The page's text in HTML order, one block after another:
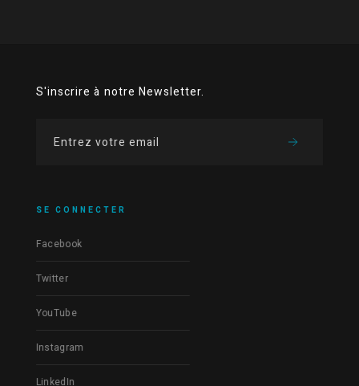
S'inscrire à notre Newsletter.
SE CONNECTER
Facebook
Twitter
YouTube
Instagram
LinkedIn